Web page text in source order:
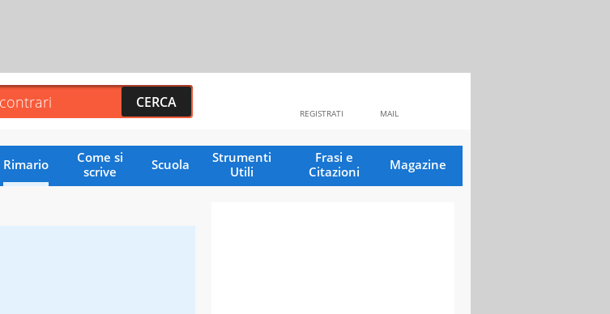
MAIL
REGISTRATI
Rimario
Come si
scrive
Scuola
Strumenti
Utili
Frasi e
Citazioni
Magazine